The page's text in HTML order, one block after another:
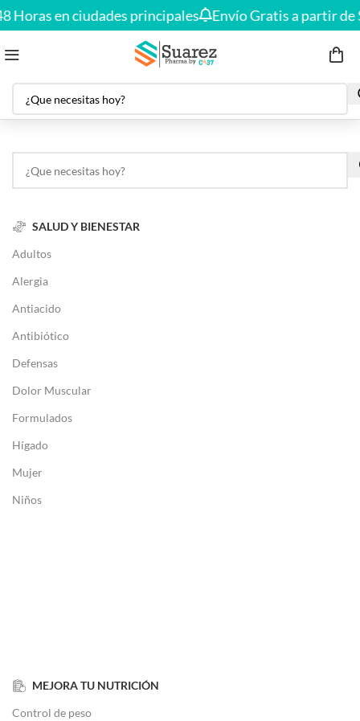
en ciudades principales Envío Gratis a partir de
SALUD Y BIENESTAR
Adultos
Alergia
Antiacido
Antibiótico
Defensas
Dolor Muscular
Formulados
Hígado
Mujer
Niños
MEJORA TU NUTRICIÓN
Control de peso
Envío gratis en compras desde$150.000🚚